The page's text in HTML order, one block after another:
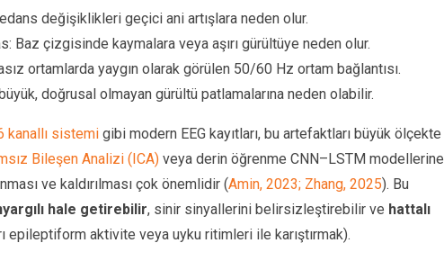
değişiklikleri geçici ani artışlara neden olur.
Baz çizgisinde kaymalara veya aşırı gürültüye neden olur.
ortamlarda yaygın olarak görülen 50/60 Hz ortam bağlantısı.
doğrusal olmayan gürültü patlamalarına neden olabilir.
kanallı sistemi gibi modern EEG kayıtları, bu artefaktları büyük ölçekte
Bileşen Analizi (ICA) veya derin öğrenme CNN–LSTM modellerine
ve kaldırılması çok önemlidir (Amin, 2023; Zhang, 2025). Bu
hale getirebilir, sinir sinyallerini belirsizleştirebilir ve hattalı
epileptiform aktivite veya uyku ritimleri ile karıştırmak).